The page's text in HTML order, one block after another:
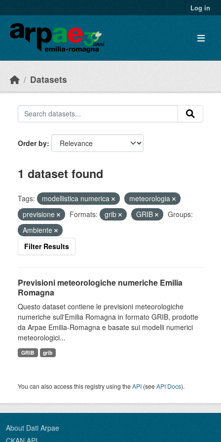
Log in
Datasets
Order by
1 dataset found
Tags: modellistica numerica
meteorologia
previsione
Formats: grib GRIB
Groups:
Ambiente
Filter Results
Previsioni meteorologiche numeriche Emilia
Romagna
Questo dataset contiene le previsioni meteorologiche
numeriche sull'Emilia Romagna in formato GRIB, prodotte
da Arpae Emilia-Romagna e basate sui modelli numerici
meteorologici...
GRIB grib
You can also access this registry using theAPI (seeAPI Docs).
About Dati Arpae